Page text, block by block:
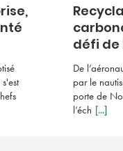
défi de
De
par le
porte de
l’éch [...]